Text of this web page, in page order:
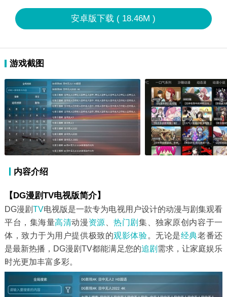
安卓版下载 ( 18.46M )
游戏截图
内容介绍
【DG漫剧TV电视版简介】
DG漫剧TV电视版是一款专为电视用户设计的动漫与剧集观看
平台，集海量高清动漫资源、热门剧集、独家原创内容于一
体，致力于为用户提供极致的观影体验。无论是经典老番还
是最新热播，DG漫剧TV都能满足您的追剧 需求，让家庭娱乐
时光更加丰富多彩。